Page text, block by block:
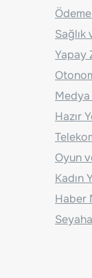
Sağlık
Yapay
Hazır
Oyun
Kadın
Haber